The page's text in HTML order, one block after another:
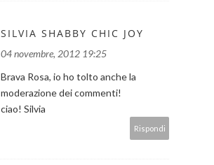
SILVIA SHABBY CHIC JOY
04 novembre, 2012 19:25
Brava Rosa, io ho tolto anche la
moderazione dei commenti!
ciao! Silvia
Rispondi